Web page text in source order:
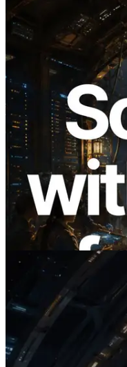
2026.08.05
ERPC, Solana
7개 리전 ping
Validators
이 글 읽기